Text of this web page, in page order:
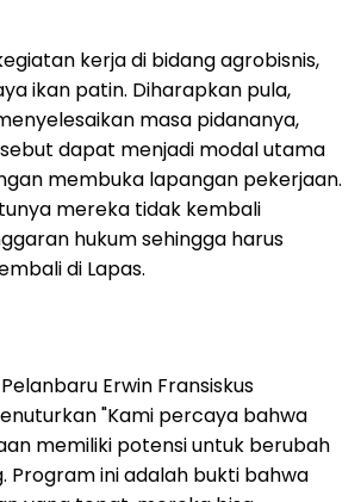
kerja di bidang agrobisnis,
ikan patin. Diharapkan pula,
masa pidananya,
dapat menjadi modal utama
membuka lapangan pekerjaan.
mereka tidak kembali
hukum sehingga harus
di Lapas.
Erwin Fransiskus
"Kami percaya bahwa
memiliki potensi untuk berubah
Program ini adalah bukti bahwa